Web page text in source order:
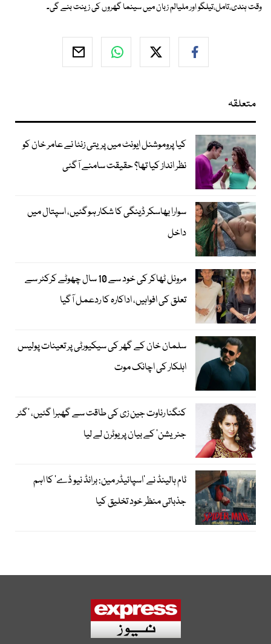
وقت ہندی،تامل،تیلگو اور ملیالم زبان میں سینما گھروں کی زینت بنے گی۔
متعلقہ
کیا پروموشنل ایونٹ میں پریتی زنٹا نے عامر خان کو
نظر انداز کیا تھا؟ حقیقت سامنے آگئی
سوارا بھاسکر ڈینگی کا شکار ہوگئیں، اسپتال میں
داخل
مرونل ٹھاکر کی خود سے 10 سال چھوٹے کرکٹر سے
تعلق کی افواہیں، اداکارہ کا ردعمل آگیا
سلمان خان کے گھر کی سیکیورٹی پر تعینات پولیس
اہلکار کی اچانک موت
کنگنا رناوت جین زی کی طاقت سے گھبرا گئیں، ’گٹر
جنریشن‘ کے بیان پر یوٹرن لے لیا
ٹام ہالینڈ نے ’اسپائیڈر مین: برانڈ نیو ڈے‘ کا اہم
جذباتی منظر خود تخلیق کیا